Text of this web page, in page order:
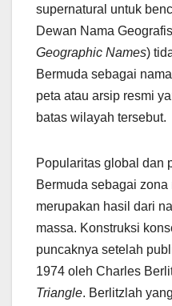
supernatural untuk
Dewan Nama
Geographic Names)
Bermuda sebagai
peta atau arsip resmi
batas wilayah tersebut.
Popularitas global dan
Bermuda sebagai
merupakan hasil dari
massa. Konstruksi
puncaknya setelah
1974 oleh Charles
Triangle. Berlitzlah